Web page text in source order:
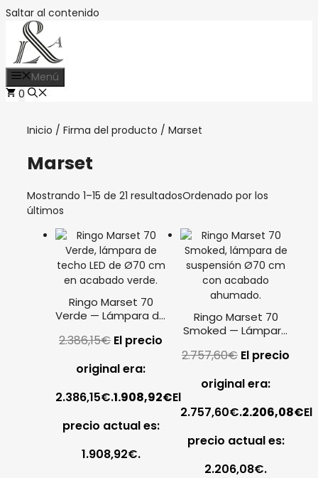
Saltar al contenido
Menú
0
Inicio / Firma del producto / Marset
Marset
Mostrando 1–15 de 21 resultadosOrdenado por los
últimos
Ringo Marset 70
Verde — Lámpara de
Ø70
2.386,15€ El precio
original era:
2.386,15€.1.908,92€El
precio actual es:
1.908,92€.
Ringo Marset 70
Smoked — Lámpara
2.757,60€ El precio
original era:
2.757,60€.2.206,08€El
precio actual es:
2.206,08€.